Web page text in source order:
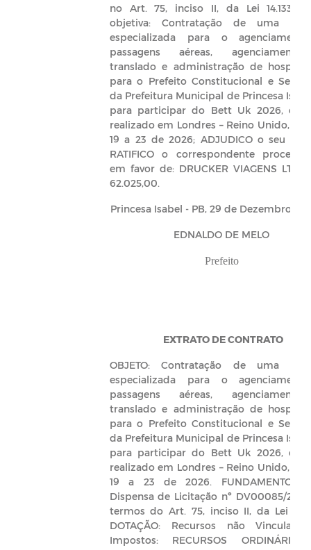
no Art. 75, inciso II, da Lei 14.133/
objetiva: Contratação de uma
especializada para o
passagens aéreas,
translado e administração de
para o Prefeito Constitucional e
da Prefeitura Municipal de Princesa
para participar do Bett Uk 2026, que
realizado em Londres – Reino Unido,
19 a 23 de 2026; ADJUDICO o seu
RATIFICO o correspondente
em favor de: DRUCKER VIAGENS
62.025,00.
Princesa Isabel - PB, 29 de Dezembro de
EDNALDO DE MELO
Prefeito
EXTRATO DE CONTRATO
OBJETO: Contratação de uma
especializada para o
passagens aéreas,
translado e administração de
para o Prefeito Constitucional e
da Prefeitura Municipal de Princesa
para participar do Bett Uk 2026, que
realizado em Londres – Reino Unido,
19 a 23 de 2026. FUNDAMENTO
Dispensa de Licitação nº DV00085/
termos do Art. 75, inciso II, da Lei
DOTAÇÃO: Recursos não
Impostos: RECURSOS